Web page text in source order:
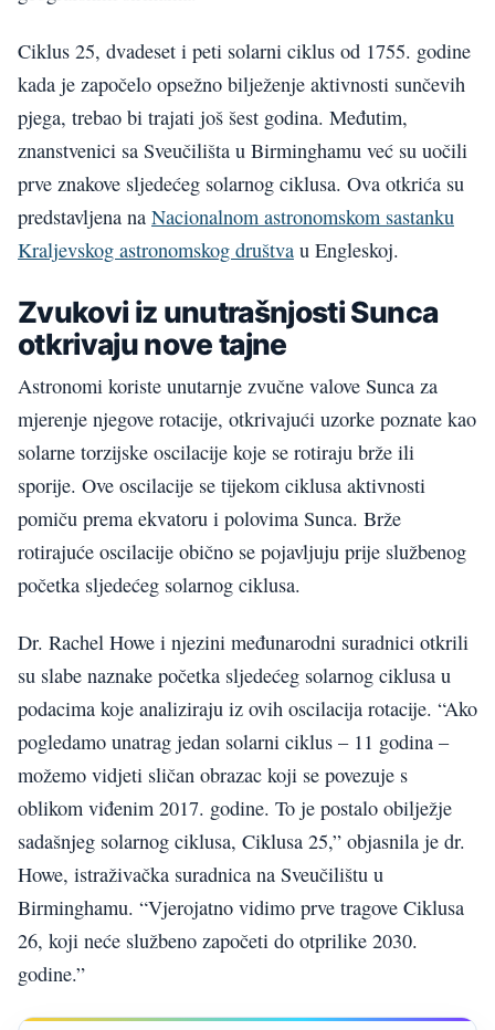
Ciklus 25, dvadeset i peti solarni ciklus od 1755. godine
kada je započelo opsežno bilježenje aktivnosti sunčevih
pjega, trebao bi trajati još šest godina. Međutim,
znanstvenici sa Sveučilišta u Birminghamu već su uočili
prve znakove sljedećeg solarnog ciklusa. Ova otkrića su
predstavljena na Nacionalnom astronomskom sastanku
Kraljevskog astronomskog društva u Engleskoj.
Zvukovi iz unutrašnjosti Sunca
otkrivaju nove tajne
Astronomi koriste unutarnje zvučne valove Sunca za
mjerenje njegove rotacije, otkrivajući uzorke poznate kao
solarne torzijske oscilacije koje se rotiraju brže ili
sporije. Ove oscilacije se tijekom ciklusa aktivnosti
pomiču prema ekvatoru i polovima Sunca. Brže
rotirajuće oscilacije obično se pojavljuju prije službenog
početka sljedećeg solarnog ciklusa.
Dr. Rachel Howe i njezini međunarodni suradnici otkrili
su slabe naznake početka sljedećeg solarnog ciklusa u
podacima koje analiziraju iz ovih oscilacija rotacije. “Ako
pogledamo unatrag jedan solarni ciklus – 11 godina –
možemo vidjeti sličan obrazac koji se povezuje s
oblikom viđenim 2017. godine. To je postalo obilježje
sadašnjeg solarnog ciklusa, Ciklusa 25,” objasnila je dr.
Howe, istraživačka suradnica na Sveučilištu u
Birminghamu. “Vjerojatno vidimo prve tragove Ciklusa
26, koji neće službeno započeti do otprilike 2030.
godine.”